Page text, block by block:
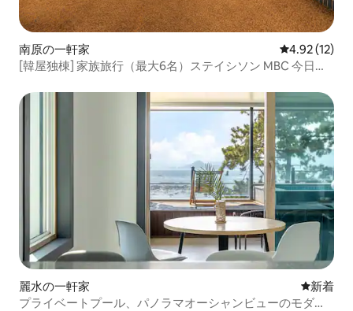
南原の一軒家 レビュー12
4.92 (12)
[韓屋独棟] 家族旅行（最大6名）ステイシソン MBC 今日の
麗水の一軒家 新しい宿
新着
プライベートプール、パノラマオーシャンビューのモダン